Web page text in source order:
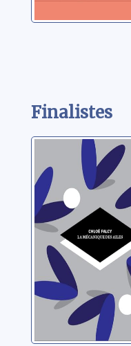
Finalistes
La mécanique
des ailes
Falcy, Chloé